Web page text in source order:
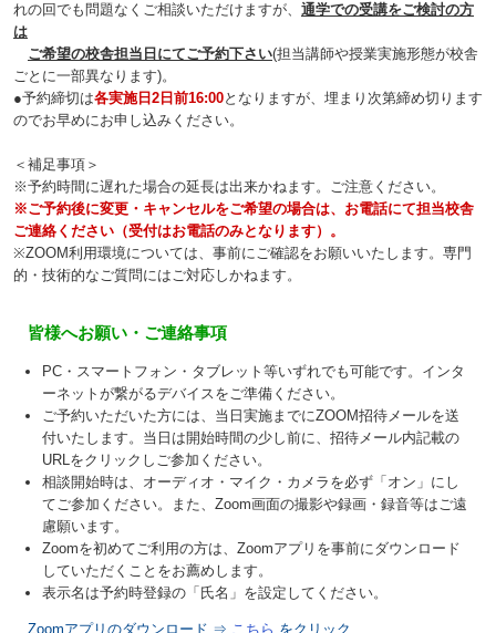
れの回でも問題なくご相談いただけますが、 通学での受講をご検討の方
は
ご希望の校舎担当日にてご予約下さい(担当講師や授業実施形態が校舎
ごとに一部異なります)。
●予約締切は各実施日2日前16:00となりますが、埋まり次第締め切ります
のでお早めにお申し込みください。
＜補足事項＞
※予約時間に遅れた場合の延長は出来かねます。ご注意ください。
※ご予約後に変更・キャンセルをご希望の場合は、お電話にて担当校舎
ご連絡ください（受付はお電話のみとなります）。
※ZOOM利用環境については、事前にご確認をお願いいたします。専門
的・技術的なご質問にはご対応しかねます。
皆様へお願い・ご連絡事項
PC・スマートフォン・タブレット等いずれでも可能です。インタ
ーネットが繋がるデバイスをご準備ください。
ご予約いただいた方には、当日実施までにZOOM招待メールを送
付いたします。当日は開始時間の少し前に、招待メール内記載の
URLをクリックしご参加ください。
相談開始時は、オーディオ・マイク・カメラを必ず「オン」にし
てご参加ください。また、Zoom画面の撮影や録画・録音等はご遠
慮願います。
Zoomを初めてご利用の方は、Zoomアプリを事前にダウンロード
していただくことをお薦めします。
表示名は予約時登録の「氏名」を設定してください。
Zoomアプリのダウンロード ⇒ こちら をクリック